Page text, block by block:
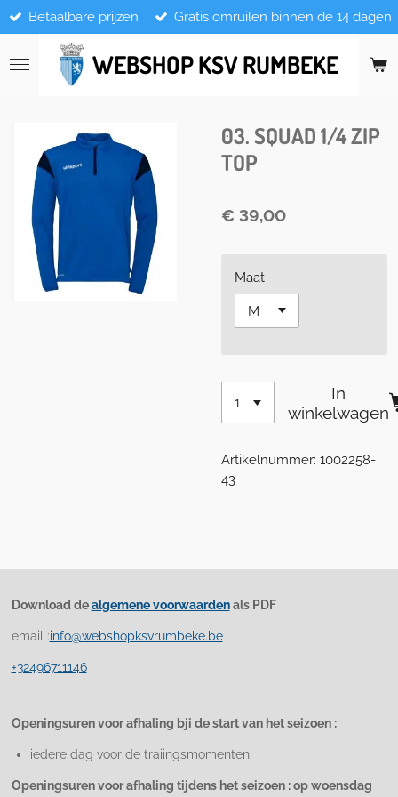
Ga
direct
naar
WEBSHOP KSV RUMBEKE
Betaalbare prijzen Gratis omruilen binnen de 14 dagen
03. SQUAD 1/4 ZIP
TOP
€ 39,00
Maat
In
winkelwagen
Artikelnummer: 1002258-
43
Download dealgemene voorwaardenals PDF
email :info@webshopksvrumbeke.be
+32496711146
Openingsuren voor afhaling bji de start van het seizoen :
iedere dag voor de traiingsmomenten
Openingsuren voor afhaling tijdens het seizoen : op woensdag